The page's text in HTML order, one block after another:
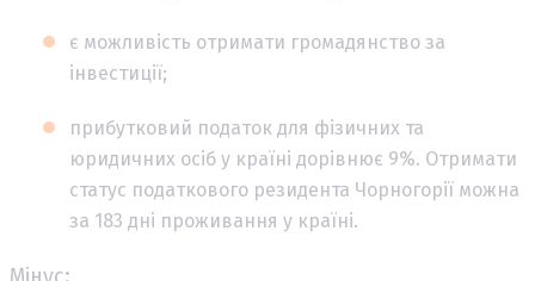
є можливість отримати громадянство за
інвестиції;
прибутковий податок для фізичних та
юридичних осіб у країні дорівнює 9%. Отримати
статус податкового резидента Чорногорії можна
за 183 дні проживання у країні.